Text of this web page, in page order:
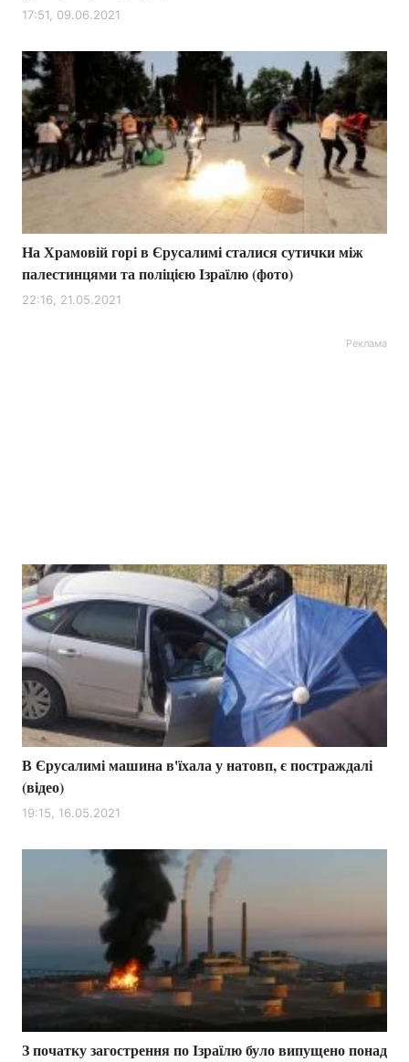
17:51, 09.06.2021
На Храмовій горі в Єрусалимі сталися сутички між
палестинцями та поліцією Ізраїлю (фото)
22:16, 21.05.2021
Реклама
В Єрусалимі машина в'їхала у натовп, є постраждалі
(відео)
19:15, 16.05.2021
З початку загострення по Ізраїлю було випущено понад